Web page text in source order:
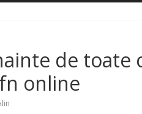
de
online